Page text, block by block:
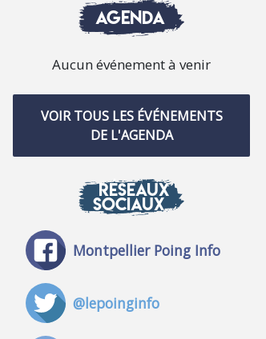
AGENDA
Aucun événement à venir
VOIR TOUS LES ÉVÉNEMENTS
DE L'AGENDA
RÉSEAUX
SOCIAUX
Montpellier Poing Info
@lepoinginfo